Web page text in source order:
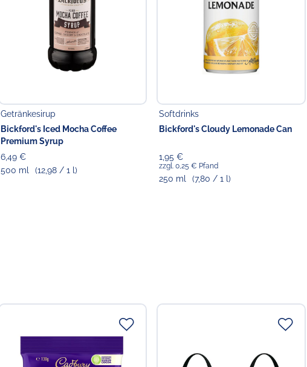
Pfandpflichtiger Artikel (0,25 € Einwegpfand pro
Pfand wird je nach vorliegendem Angebotsformat
separat ausgewiesen) oder ist bereits im Preis
Choppy's Food & Non-Food GmbH
22769 Hamburg
Getränkesirup
Bickford's Iced Mocha Coffee
Premium Syrup
6,49 €
500 ml
(12,98 / 1 l)
Softdrinks
Bickford's Cloudy Lemonade Can
1,95 €
zzgl. 0,25 € Pfand
250 ml (7,80 / 1 l)